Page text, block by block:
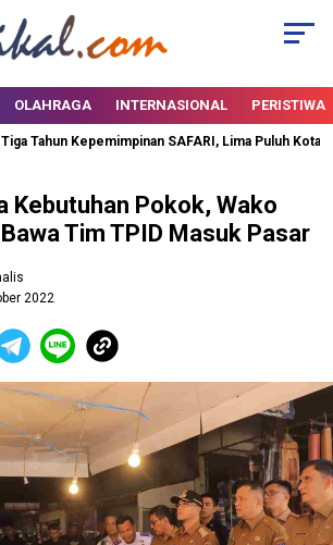
OLAHRAGA INTERNASIONAL PERISTIWA
Tahun Kepemimpinan SAFARI, Lima Puluh Kota
Kebutuhan Pokok, Wako
Tim TPID Masuk Pasar
2022